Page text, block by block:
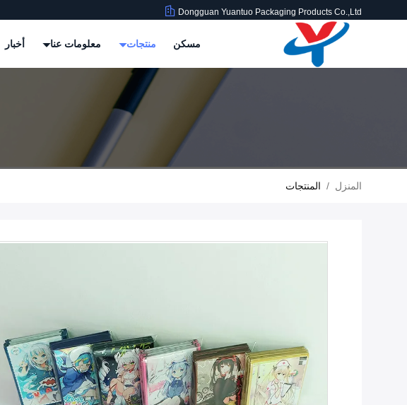
Dongguan Yuantuo Packaging Products Co.,Ltd
مسكن منتجات معلومات عنا أخبار
المنزل / المنتجات